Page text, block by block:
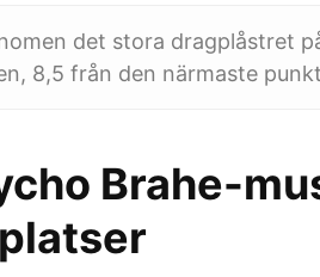
det stora dragplåstret
8,5 från den närmaste
Brahe-